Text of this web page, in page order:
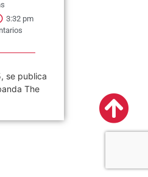
3:32 pm
se publica
The